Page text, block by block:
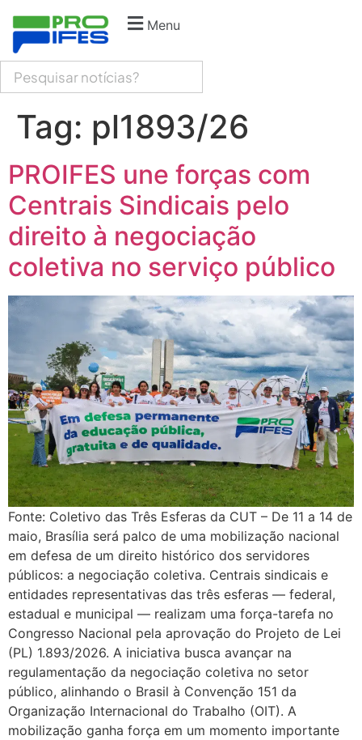
Menu
Tag: pl1893/26
PROIFES une forças com
Centrais Sindicais pelo
direito à negociação
coletiva no serviço público
Fonte: Coletivo das Três Esferas da CUT – De 11 a 14 de
maio, Brasília será palco de uma mobilização nacional
em defesa de um direito histórico dos servidores
públicos: a negociação coletiva. Centrais sindicais e
entidades representativas das três esferas — federal,
estadual e municipal — realizam uma força-tarefa no
Congresso Nacional pela aprovação do Projeto de Lei
(PL) 1.893/2026. A iniciativa busca avançar na
regulamentação da negociação coletiva no setor
público, alinhando o Brasil à Convenção 151 da
Organização Internacional do Trabalho (OIT). A
mobilização ganha força em um momento importante